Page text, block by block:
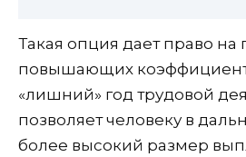
Такая опция дает право
повышающих
«лишний» год трудовой
позволяет человеку в
более высокий размер